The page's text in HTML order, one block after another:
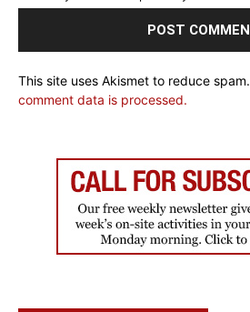
This site uses Akismet to reduce spam.
comment data is processed.